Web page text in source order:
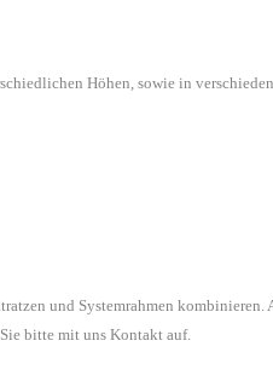
Höhen, sowie in
und Systemrahmen
bitte mit uns Kontakt auf.